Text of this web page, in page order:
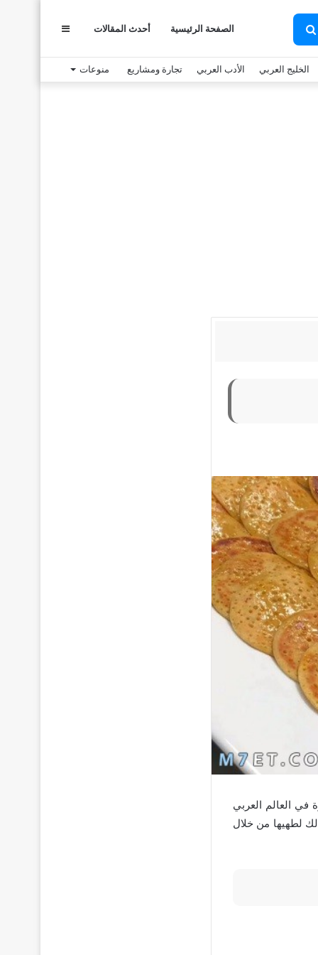
بحث
عن
الصفحة الرئيسية أحدث المقالات
الخليج العربي الأدب العربي تجارة ومشاريع منوعات
في العالم العربي
لطهيها من خلال